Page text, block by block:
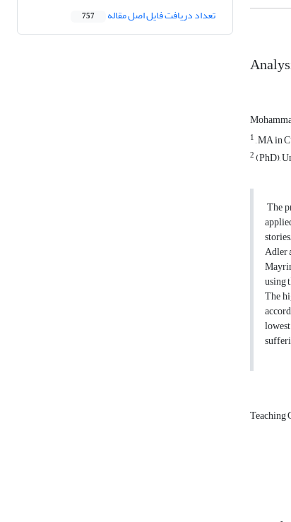
1, MA in
2(PhD),
The
Adler
using
The
Teaching
تعداد دریافت فایل اصل مقاله 757